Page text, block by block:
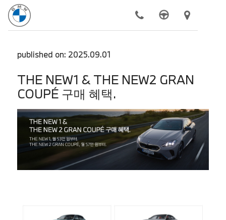
모델
전기차
구매하기
BMW 공식 서비스
더 알아보기
동성 모터스
published on: 2025.09.01
THE NEW1 & THE NEW2 GRAN
COUPÉ 구매 혜택.